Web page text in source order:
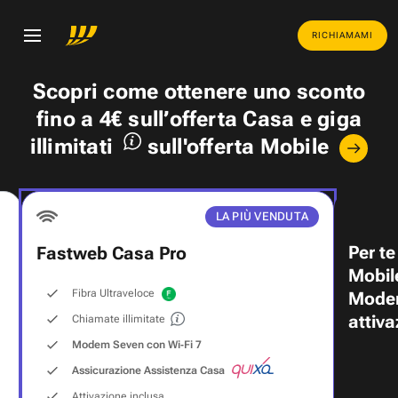
RICHIAMAMI
Scopri come ottenere uno sconto
fino a 4€ sull’offerta Casa egiga
illimitati
sull'offerta Mobile
LA PIÙ VENDUTA
Fastweb Casa Pro
Fibra Ultraveloce
Chiamate illimitate
Modem Seven con Wi‑Fi 7
Assicurazione Assistenza Casa
Per